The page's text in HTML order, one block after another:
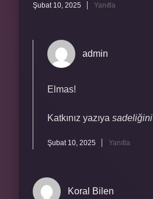
Şubat 10, 2025 Yanıtla
admin
Elmas!
Katkınız yazıya sadeliğini
Şubat 10, 2025 Yanıtla
Koral Bilen